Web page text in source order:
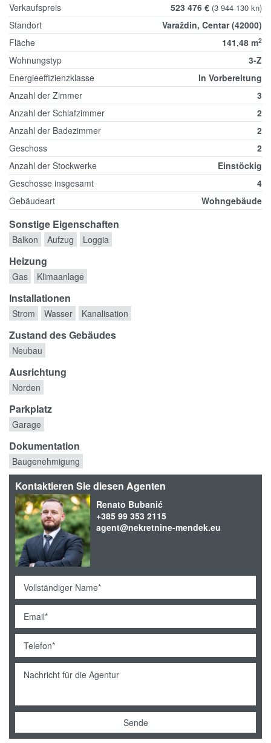
Verkaufspreis
523 476 € (3 944 130 kn)
Standort
Varaždin, Centar (42000)
Fläche
141,48 m2
Wohnungstyp
3-Z
Energieeffizienzklasse
In Vorbereitung
Anzahl der Zimmer
3
Anzahl der Schlafzimmer
2
Anzahl der Badezimmer
2
Geschoss
2
Anzahl der Stockwerke
Einstöckig
Geschosse insgesamt
4
Gebäudeart
Wohngebäude
Sonstige Eigenschaften
Balkon Aufzug Loggia
Heizung
Gas Klimaanlage
Installationen
Strom Wasser Kanalisation
Zustand des Gebäudes
Neubau
Ausrichtung
Norden
Parkplatz
Garage
Dokumentation
Baugenehmigung
Kontaktieren Sie diesen Agenten
Renato Bubanić
+385 99 353 2115
agent@nekretnine-mendek.eu
Sende